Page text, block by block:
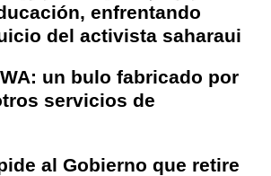
enfrentando
del activista saharaui
un bulo fabricado por
servicios de
al Gobierno que retire